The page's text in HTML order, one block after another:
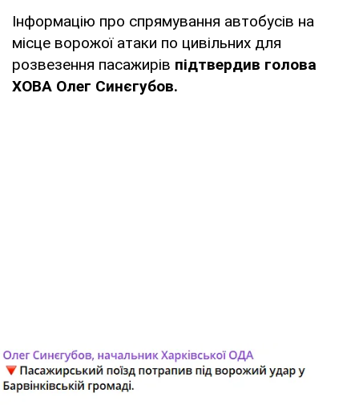
Інформацію про спрямування автобусів на
місце ворожої атаки по цивільних для
розвезення пасажирів підтвердив голова
ХОВА Олег Синєгубов.